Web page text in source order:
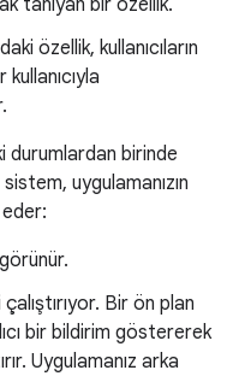
tanıyan bir özellik.
özellik, kullanıcıların
durumlardan birinde
uygulamanızın
eder:
Bir ön plan
bir bildirim göstererek
Uygulamanız arka